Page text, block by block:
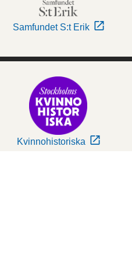
Samfundet S:t Erik
Kvinnohistoriska